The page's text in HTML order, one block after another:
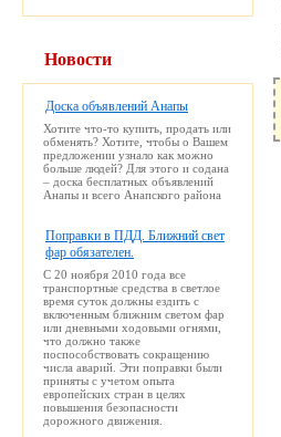
Новости
Доска объявлений Анапы
Хотите что-то купить, продать или
обменять? Хотите, чтобы о Вашем
предложении узнало как можно
больше людей? Для этого и содана
– доска бесплатных объявлений
Анапы и всего Анапского района
Поправки в ПДД. Ближний свет
фар обязателен.
С 20 ноября 2010 года все
транспортные средства в светлое
время суток должны ездить с
включенным ближним светом фар
или дневными ходовыми огнями,
что должно также
поспособствовать сокращению
числа аварий. Эти поправки были
приняты с учетом опыта
европейских стран в целях
повышения безопасности
дорожного движения.